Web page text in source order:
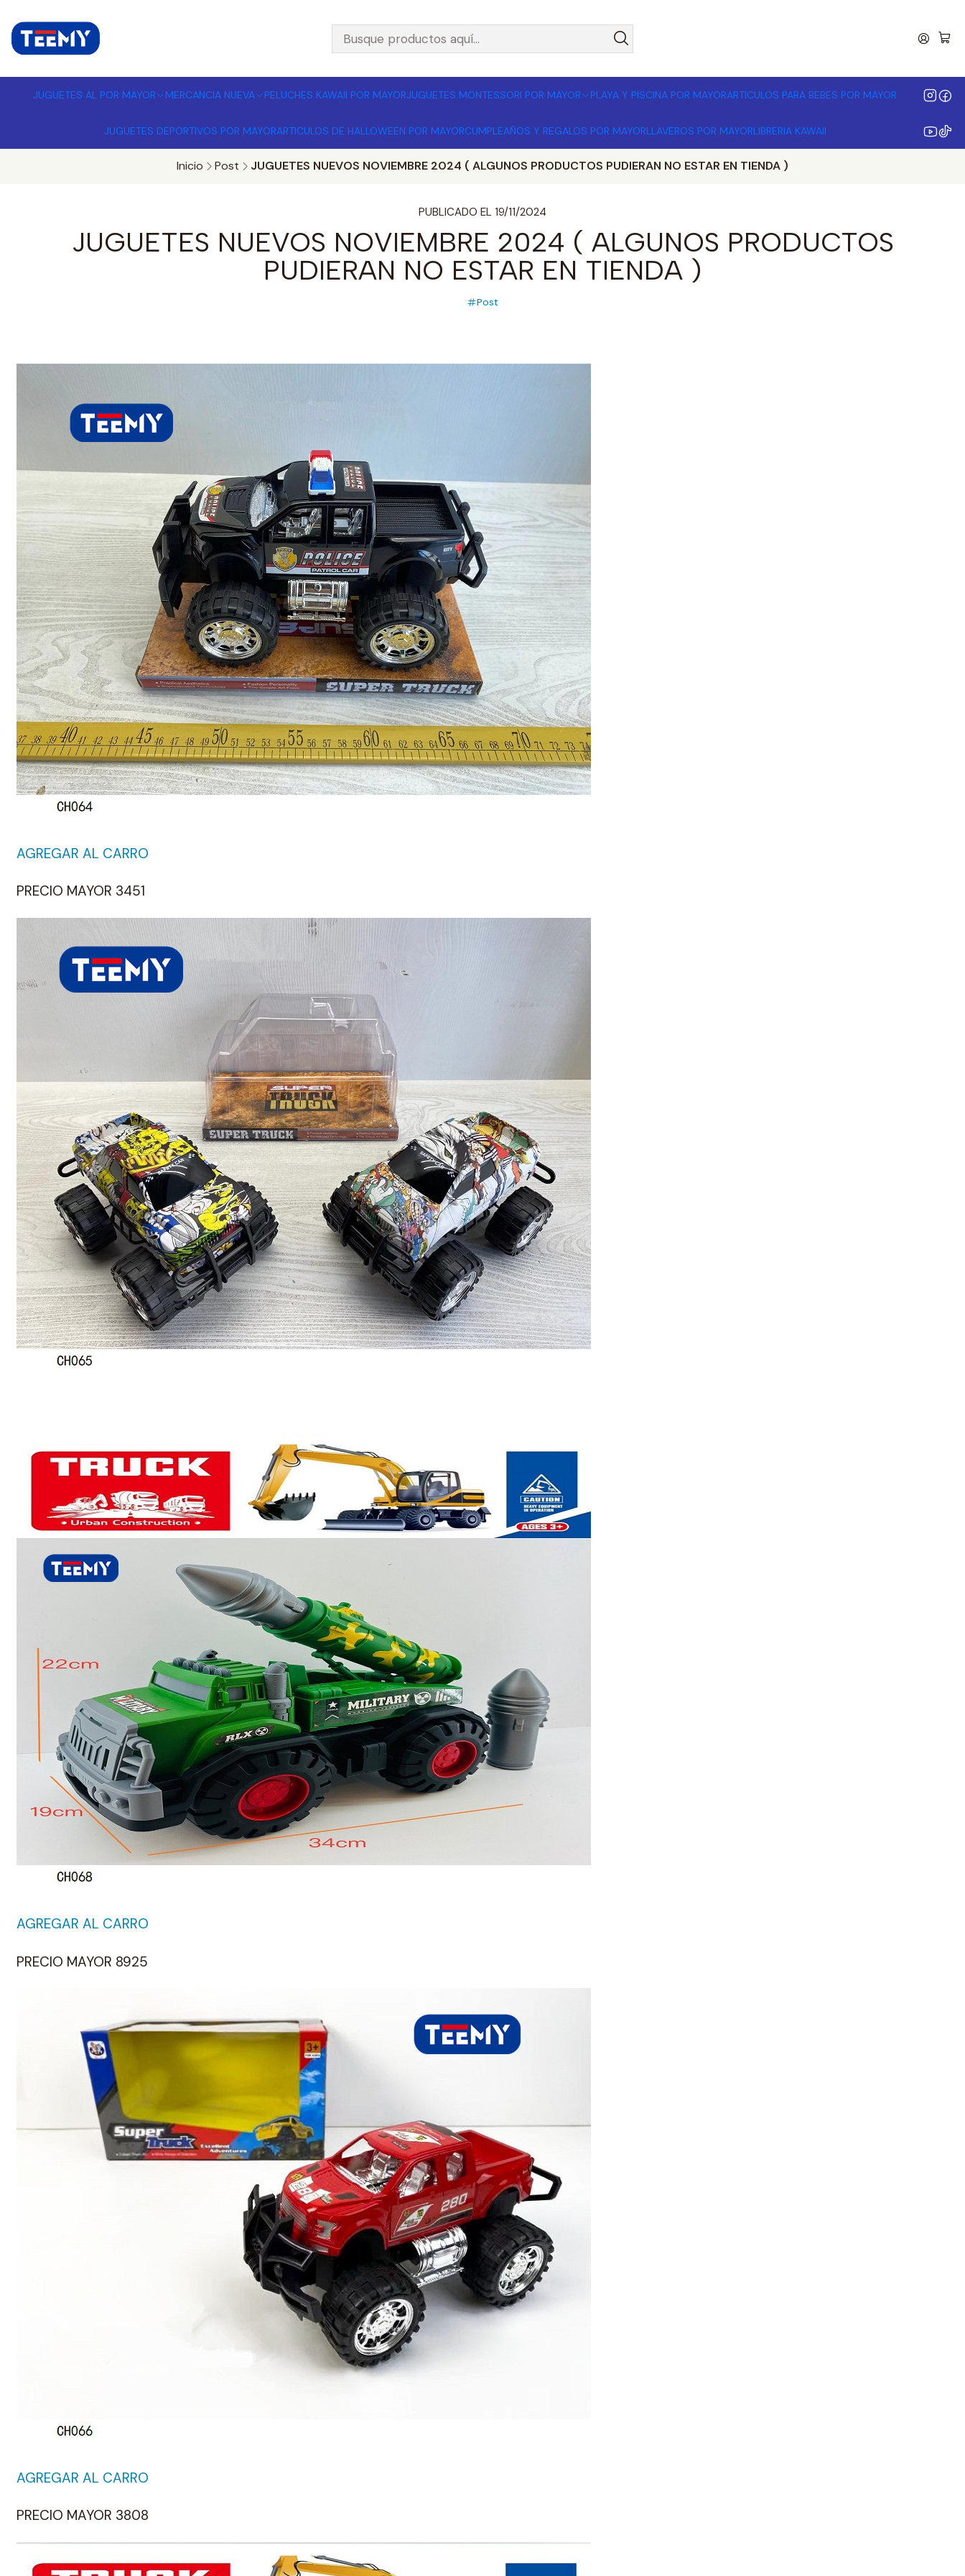
JUGUETES AL POR MAYOR MERCANCIA NUEVA PELUCHES KAWAII POR MAYORJUGUETES MONTESSORI POR MAYOR PLAYA Y PISCINA POR MAYORARTICULOS PARA BEBES POR MAYOR
JUGUETES DEPORTIVOS POR MAYORARTICULOS DE HALLOWEEN POR MAYORCUMPLEAÑOS Y REGALOS POR MAYORLLAVEROS POR MAYORLIBRERIA KAWAII
Inicio Post JUGUETES NUEVOS NOVIEMBRE 2024 ( ALGUNOS PRODUCTOS PUDIERAN NO ESTAR EN TIENDA )
PUBLICADO EL 19/11/2024
JUGUETES NUEVOS NOVIEMBRE 2024 ( ALGUNOS PRODUCTOS
PUDIERAN NO ESTAR EN TIENDA )
Post
AGREGAR AL CARRO
PRECIO MAYOR 3451
AGREGAR AL CARRO
PRECIO MAYOR 8925
AGREGAR AL CARRO
PRECIO MAYOR 3808